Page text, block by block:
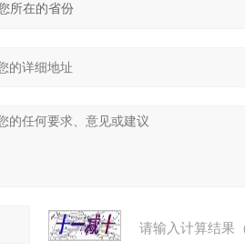
请输入计算结果